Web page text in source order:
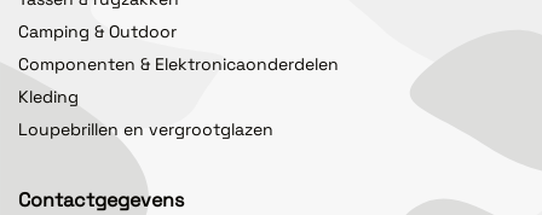
Camping & Outdoor
Componenten & Elektronicaonderdelen
Kleding
Loupebrillen en vergrootglazen
Contactgegevens